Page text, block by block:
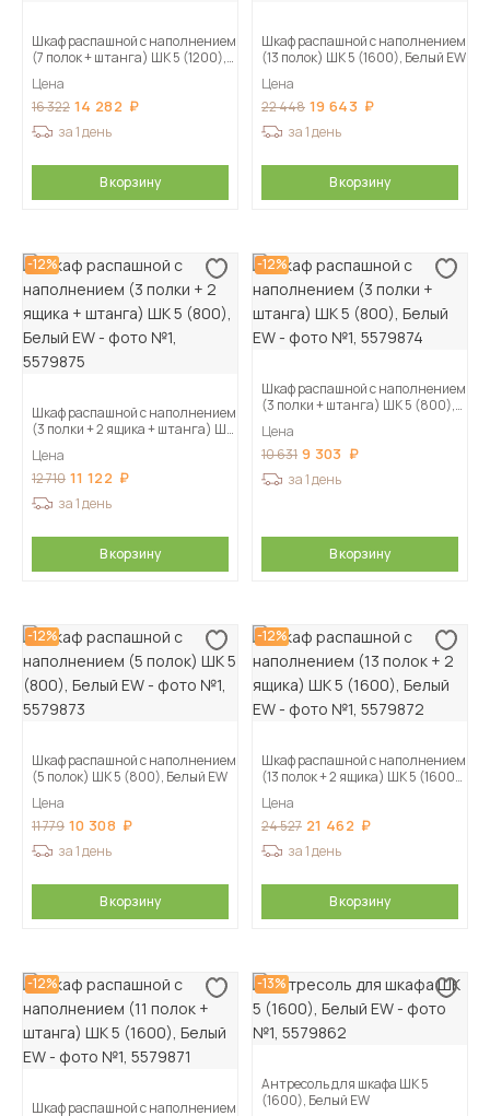
Шкаф распашной с наполнением
(7 полок + штанга) ШК 5 (1200),
Цена
16 322 14 282
за 1 день
В корзину
Шкаф распашной с наполнением
(13 полок) ШК 5 (1600), Белый EW
Цена
22 448 19 643
за 1 день
В корзину
-12%
Шкаф распашной с наполнением
(3 полки + 2 ящика + штанга) ШК
Цена
12 710 11 122
за 1 день
В корзину
-12%
Шкаф распашной с наполнением
(3 полки + штанга) ШК 5 (800),
Цена
10 631 9 303
за 1 день
В корзину
-12%
Шкаф распашной с наполнением
(5 полок) ШК 5 (800), Белый EW
Цена
11 779 10 308
за 1 день
В корзину
-12%
Шкаф распашной с наполнением
(13 полок + 2 ящика) ШК 5 (1600),
Цена
24 527 21 462
за 1 день
В корзину
-12%
Шкаф распашной с наполнением
-13%
Антресоль для шкафа ШК 5
(1600), Белый EW